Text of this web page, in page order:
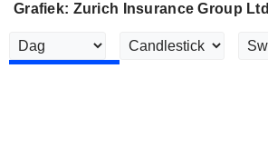
Grafiek: Zurich Insurance Group Ltd